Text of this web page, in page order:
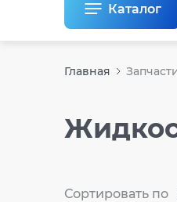
Каталог
Главная